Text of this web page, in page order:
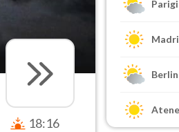
18:16
Parigi
Atene